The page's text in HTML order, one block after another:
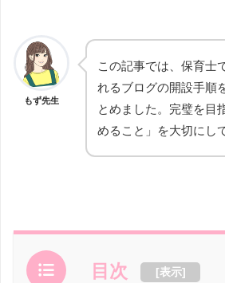
もず先生
この記事では、保育士
れるブログの開設手順
とめました。完璧を目
めること」を大切にし
目次 [表示]